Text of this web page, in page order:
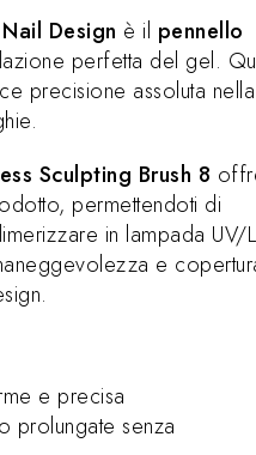
Design è il pennello
perfetta del gel.
precisione assoluta nella
Sculpting Brush 8
permettendoti di
in lampada UV/
e
e precisa
prolungate senza